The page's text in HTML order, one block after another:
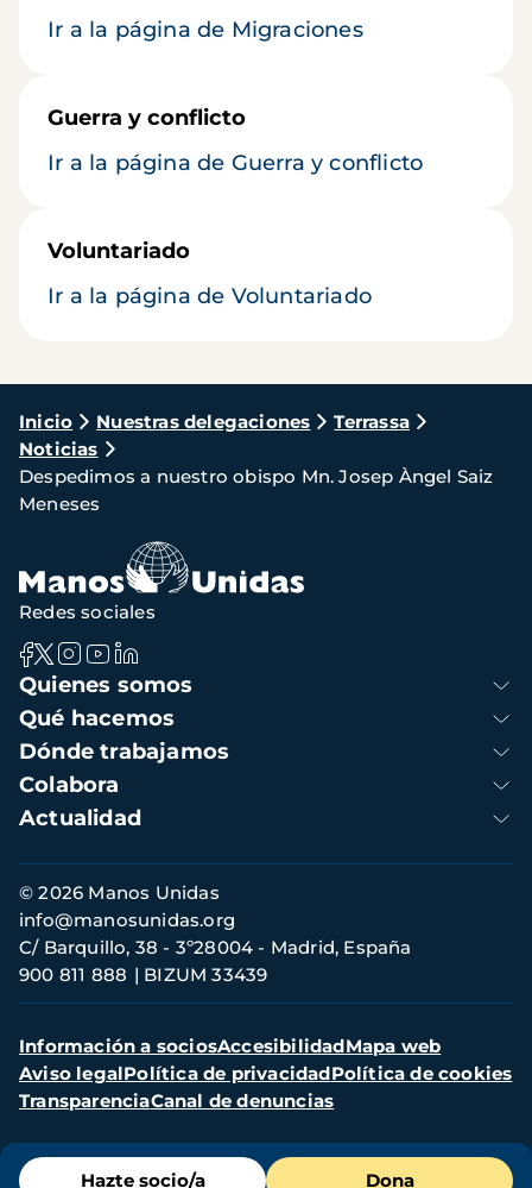
Ir a la página de Migraciones
Guerra y conflicto
Ir a la página de Guerra y conflicto
Voluntariado
Ir a la página de Voluntariado
Ruta
de
navegación
Inicio Nuestras delegaciones
Terrassa
Noticias
Despedimos a nuestro obispo Mn. Josep Àngel Saiz
Meneses
Menú
Hazte socio/a Dona
Navegación
principal
Quienes somos
Qué hacemos
Dónde trabajamos
Colabora
Actualidad
Redes sociales
Información
de
contacto
© 2026 Manos Unidas
C/ Barquillo, 38 - 3º28004 - Madrid, España
900 811 888
BIZUM 33439
info@manosunidas.org
Menú
secundario
Información a sociosAccesibilidadMapa web
Aviso legalPolítica de privacidadPolítica de cookies
TransparenciaCanal de denuncias